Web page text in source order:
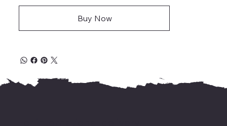
Buy Now